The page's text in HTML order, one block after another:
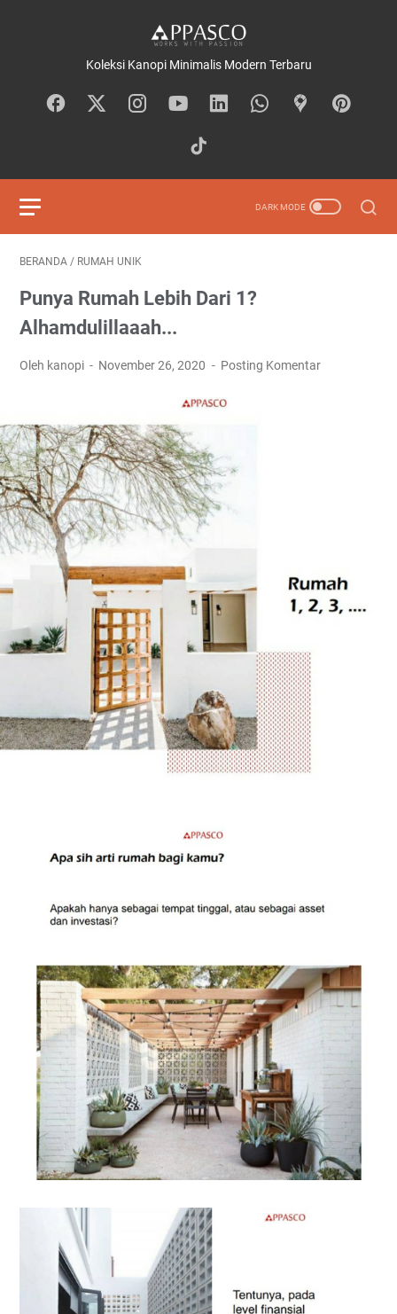
Koleksi Kanopi Minimalis Modern Terbaru
BERANDA / RUMAH UNIK
Punya Rumah Lebih Dari 1?
Alhamdulillaaah...
Oleh kanopi November 26, 2020 Posting Komentar